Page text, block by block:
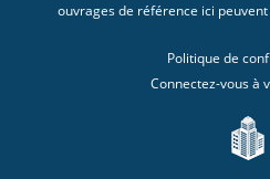
ouvrages de référence ici
Politique de
Connectez-vous à